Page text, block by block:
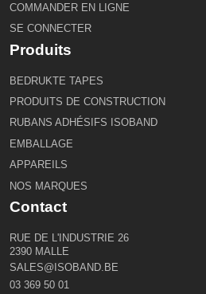
COMMANDER EN LIGNE
SE CONNECTER
Produits
BEDRUKTE TAPES
PRODUITS DE CONSTRUCTION
RUBANS ADHÉSIFS ISOBAND
EMBALLAGE
APPAREILS
NOS MARQUES
Contact
RUE DE L'INDUSTRIE 26
2390 MALLE
SALES@ISOBAND.BE
03 369 50 01